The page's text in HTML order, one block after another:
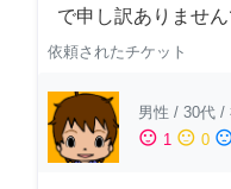
で申し訳ありません
依頼されたチケット
男性 / 30代 /
sentiment_satisfied 1 sentiment_neutral 0